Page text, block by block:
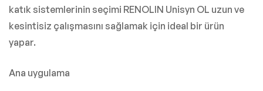
katık sistemlerinin seçimi RENOLIN Unisyn OL uzun ve
kesintisiz çalışmasını sağlamak için ideal bir ürün
yapar.
Ana uygulama